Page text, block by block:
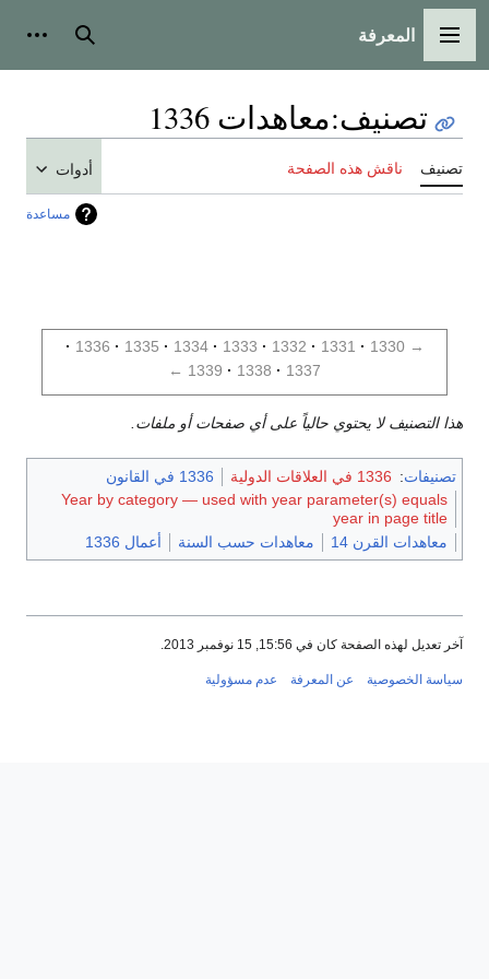
القائمة الرئيسية
المعرفة بحث
تصنيف:معاهدات 1336
تصنيف ناقش هذه الصفحة أدوات
مساعدة
→
1330
1331
1332
1333
1334
1335
1336
1337
1338
1339
←
هذا التصنيف لا يحتوي حالياً على أي صفحات أو ملفات.
تصنيفات: 1336 في العلاقات الدولية
1336 في القانون
Year by category — used with year parameter(s) equals
year in page title
معاهدات القرن 14
معاهدات حسب السنة أعمال 1336
آخر تعديل لهذه الصفحة كان في 15:56, 15 نوفمبر 2013.
سياسة الخصوصية عن المعرفة عدم مسؤولية